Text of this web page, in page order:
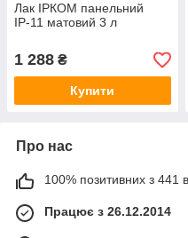
Лак ІРКОМ панельний
ІР-11 матовий 3 л
1 288 ₴
Купити
Про нас
100% позитивних з 441
Працює з 26.12.2014